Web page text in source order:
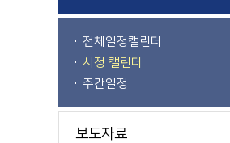
전체일정캘린더
시정 캘린더
주간일정
보도자료